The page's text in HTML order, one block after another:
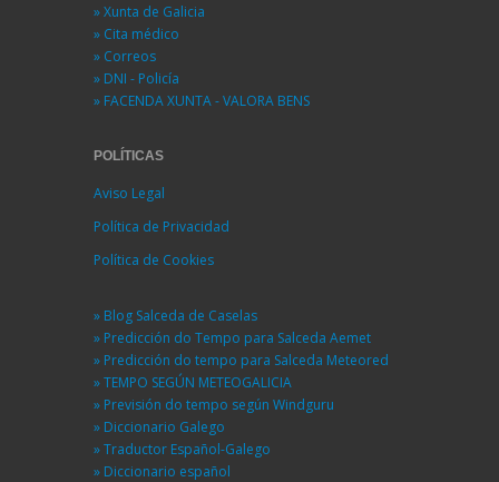
» Xunta de Galicia
» Cita médico
» Correos
» DNI - Policía
» FACENDA XUNTA - VALORA BENS
POLÍTICAS
Aviso Legal
Política de Privacidad
Política de Cookies
» Blog Salceda de Caselas
» Predicción do Tempo para Salceda Aemet
» Predicción do tempo para Salceda Meteored
» TEMPO SEGÚN METEOGALICIA
» Previsión do tempo según Windguru
» Diccionario Galego
» Traductor Español-Galego
» Diccionario español